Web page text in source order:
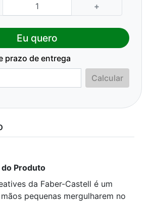
+
Eu quero
prazo de entrega
Calcular
Produto
da Faber-Castell é um
pequenas mergulharem no